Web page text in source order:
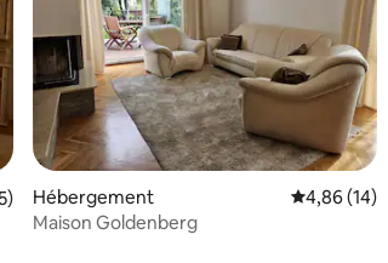
moyenne sur la base de 25 commentaires :
Hébergement Évaluation
4,86 (14)
Maison Goldenberg